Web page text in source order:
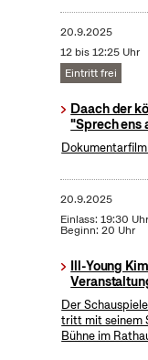
20.9.2025
12 bis 12:25 Uhr
Eintritt frei
Daach der
"Sprech ens
20.9.2025
Einlass: 19:30 Uhr
Beginn: 20 Uhr
Ill-Young
Der
tritt mit seinem
Bühne im